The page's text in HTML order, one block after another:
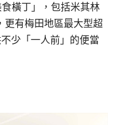
橫丁」，包括米其林
更有梅田地區最大型超
少「一人前」的便當